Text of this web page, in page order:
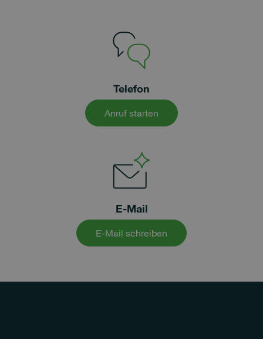
Telefon
Anruf starten
E-Mail
E-Mail schreiben